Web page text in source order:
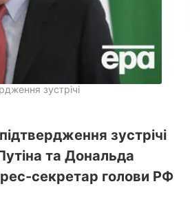
зустрічі
зустрічі
та Дональда
секретар голови РФ